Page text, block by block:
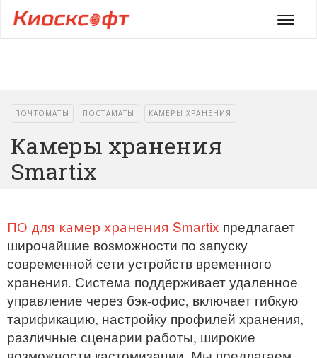
Меню
ПОЧТОМАТЫ ПОСТАМАТЫ КАМЕРЫ ХРАНЕНИЯ
Камеры хранения
Smartix
ПО для камер хранения Smartix предлагает
широчайшие возможности по запуску
современной сети устройств временного
хранения. Система поддерживает удаленное
управление через бэк-офис, включает гибкую
тарификацию, настройку профилей хранения,
различные сценарии работы, широкие